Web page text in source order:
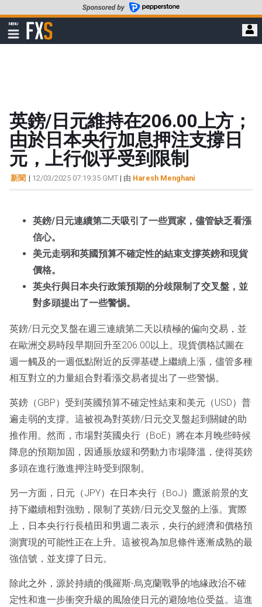
至
要
MENU
顯
示
FXStreet
英鎊/日元維持在206.00上方；
由於日本央行加息押注支撐日
元，上行似乎受到限制
新聞 | 12/03/2025 07:19:35 GMT | 由 Haresh Menghani
英鎊/日元連續第二天吸引了一些買家，儘管缺乏看漲
信心。
美元走弱和英國預算不確定性的結束支撐英鎊和現貨
價格。
英央行與日本央行政策預期的分歧限制了交叉盤，並
對多頭提出了一些警惕。
英鎊/日元交叉盤在週三連續第二天以積極的偏向交易，並
在歐洲交易時段早期回升至206.00以上。現貨價格試圖在
週一觸及的一週低點附近的反彈基礎上繼續上漲，儘管多種
相互對立的力量組合對看漲交易者提出了一些警惕。
英鎊（GBP）受到英國預算不確定性結束和美元（USD）普
遍走弱的支撐。這被視為對英鎊/日元交叉盤起到關鍵的助
推作用。然而，市場對英國央行（BoE）將在本月晚些時候
降息的預期加固，因通脹放緩和勞動力市場降溫，使得英鎊
多頭在進行激進押注時受到限制。
另一方面，日元（JPY）在日本央行（BoJ）鷹派前景的支
持下繼續相對強勁，限制了英鎊/日元交叉盤的上漲。實際
上，日本央行行長植田和男週二表示，央行的經濟和價格預
測實現的可能性正在上升。這被視為加息條件逐漸成熟的最
強信號，並支撐了日元。
除此之外，源於持續的俄羅斯-烏克蘭戰爭的地緣政治不確
定性和進一步衝突升級的風險使日元的避險地位受益。這進